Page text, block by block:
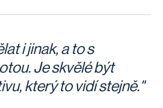
i jinak, a to s
Je skvělé být
který to vidí stejně."